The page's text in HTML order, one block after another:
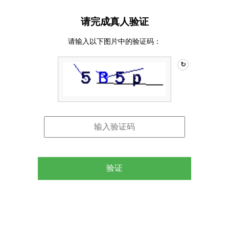
请完成真人验证
请输入以下图片中的验证码：
↻
验证